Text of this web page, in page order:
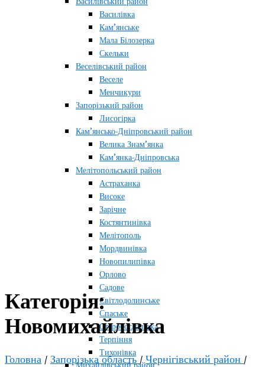
Василівка
Кам’янське
Мала Білозерка
Скельки
Веселівський район
Веселе
Менчикури
Запорізький район
Лисогірка
Кам’янсько-Дніпровський район
Велика Знам’янка
Кам’янка-Дніпровська
Мелітопольський район
Астраханка
Високе
Зарічне
Костянтинівка
Мелітополь
Мордвинівка
Новопилипівка
Орлово
Садове
Світлодолинське
Спаське
Старобогданівка
Терпіння
Тихонівка
Категорія:
Новомихайлівка
Головна / Запорізька область / Чернігівський район /